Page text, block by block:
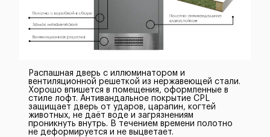
Распашная дверь с иллюминатором и
вентиляционной решеткой из нержавеющей стали.
Хорошо впишется в помещения, оформленные в
стиле лофт. Антивандальное покрытие CPL
защищает дверь от ударов, царапин, когтей
животных, не даёт воде и загрязнениям
проникнуть внутрь. В течением времени полотно
не деформируется и не выцветает.